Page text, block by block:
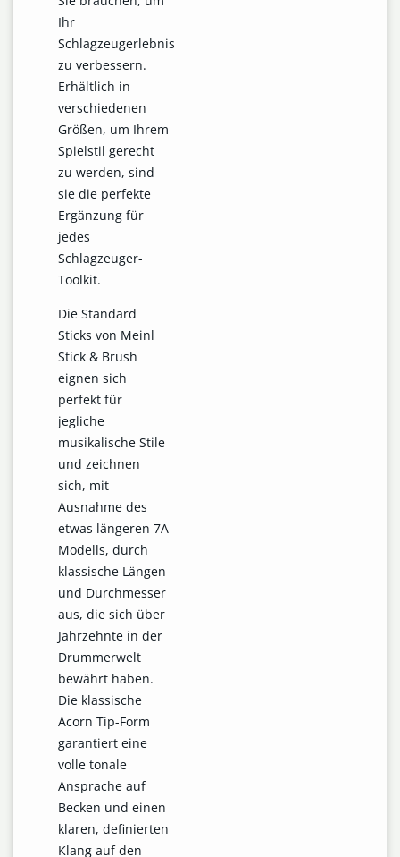
Ihr
Schlagzeugerlebnis
zu verbessern.
Erhältlich in
verschiedenen
Größen, um Ihrem
Spielstil gerecht
zu werden, sind
sie die perfekte
Ergänzung für
jedes
Schlagzeuger-
Toolkit.
Die Standard
Sticks von Meinl
Stick & Brush
eignen sich
perfekt für
jegliche
musikalische Stile
und zeichnen
sich, mit
Ausnahme des
etwas längeren 7A
Modells, durch
klassische Längen
und Durchmesser
aus, die sich über
Jahrzehnte in der
Drummerwelt
bewährt haben.
Die klassische
Acorn Tip-Form
garantiert eine
volle tonale
Ansprache auf
Becken und einen
klaren, definierten
Klang auf den